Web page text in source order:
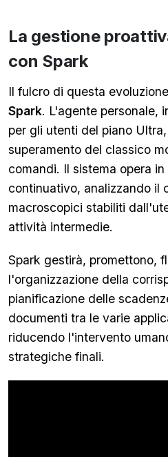
La gestione
con Spark
Il fulcro di questa
Spark. L'agente personale,
per gli utenti del piano
superamento del classico
comandi. Il sistema opera
continuativo, analizzando il
macroscopici stabiliti
attività intermedie.
Spark gestirà, promettono,
l'organizzazione della
pianificazione delle
documenti tra le varie
riducendo l'intervento
strategiche finali.